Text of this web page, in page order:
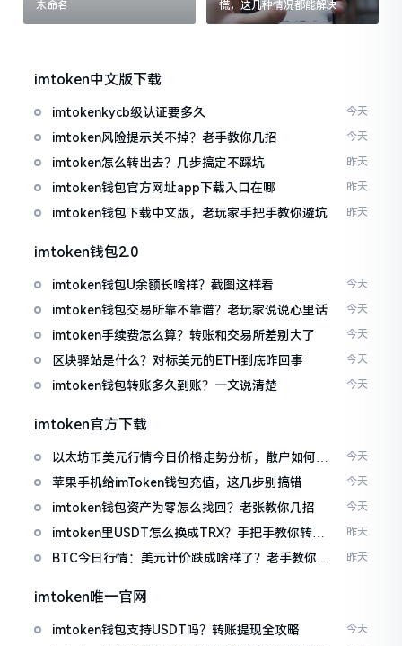
未命名
慌，这几种情况都能解决
imtoken中文版下载
imtokenkycb级认证要多久 今天
imtoken风险提示关不掉？老手教你几招 今天
imtoken怎么转出去？几步搞定不踩坑 昨天
imtoken钱包官方网址app下载入口在哪 昨天
imtoken钱包下载中文版，老玩家手把手教你避坑 昨天
imtoken钱包2.0
imtoken钱包U余额长啥样？截图这样看 今天
imtoken钱包交易所靠不靠谱？老玩家说说心里话 今天
imtoken手续费怎么算？转账和交易所差别大了 今天
区块驿站是什么？对标美元的ETH到底咋回事 今天
imtoken钱包转账多久到账？一文说清楚 今天
imtoken官方下载
以太坊币美元行情今日价格走势分析，散户如何避
免追涨杀跌被套牢
今天
苹果手机给imToken钱包充值，这几步别搞错 今天
imtoken钱包资产为零怎么找回？老张教你几招 今天
imtoken里USDT怎么换成TRX？手把手教你转成
波场币
昨天
BTC今日行情：美元计价跌成啥样了？老手教你咋
昨天
imtoken唯一官网
imtoken钱包支持USDT吗？转账提现全攻略 今天